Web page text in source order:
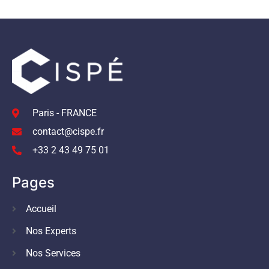
Paris - FRANCE
contact@cispe.fr
+33 2 43 49 75 01
Pages
Accueil
Nos Experts
Nos Services